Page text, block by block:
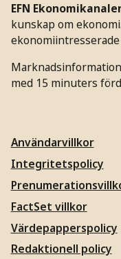
EFN
kunskap om
med 15 minuters
Användarvillkor
Integritetspolicy
FactSet villkor
Värdepapperspolicy
Redaktionell policy